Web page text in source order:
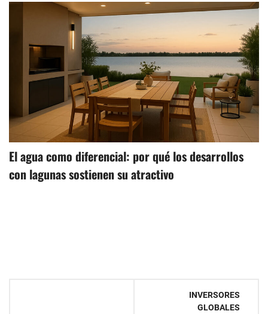
El agua como diferencial: por qué los desarrollos
con lagunas sostienen su atractivo
INVERSORES
GLOBALES